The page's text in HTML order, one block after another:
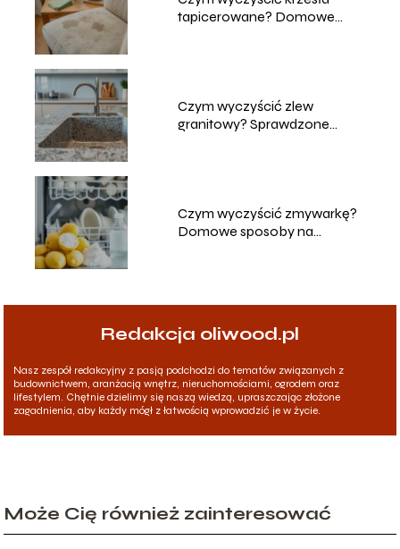
tapicerowane? Domowe
Czym wyczyścić zlew
granitowy? Sprawdzone
Czym wyczyścić zmywarkę?
Domowe sposoby na
Redakcja oliwood.pl
Nasz zespół redakcyjny z pasją podchodzi do tematów związanych z
budownictwem, aranżacją wnętrz, nieruchomościami, ogrodem oraz
lifestylem. Chętnie dzielimy się naszą wiedzą, upraszczając złożone
zagadnienia, aby każdy mógł z łatwością wprowadzić je w życie.
Może Cię również zainteresować